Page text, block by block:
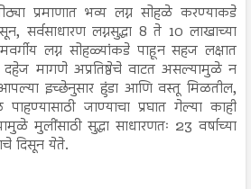
प्रमाणात भव्य लग्न सोहळे करण्याकडे
सर्वसाधारण लग्नसुद्धा 8 ते 10 लाखाच्या
लग्न सोहळ्यांकडे पाहून सहज लक्षात
दहेज मागणे अप्रतिष्ठेचे वाटत असल्यामुळे न
इच्छेनुसार हुंडा आणि वस्तू मिळतील,
जाण्याचा प्रघात गेल्या काही
मुलींसाठी सुद्धा साधारणतः 23 वर्षाच्या
दिसून येते.